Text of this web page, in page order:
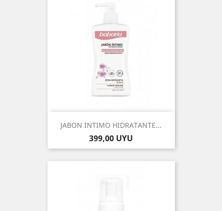
JABON INTIMO HIDRATANTE...
Precio
399,00 UYU